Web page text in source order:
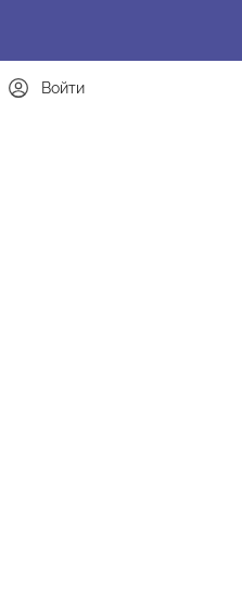
Войти